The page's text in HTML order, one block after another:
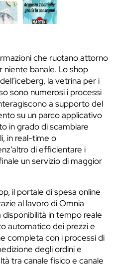
che ruotano attorno
banale. Lo shop
la vetrina per i
sono numerosi i processi
a supporto del
su un parco applicativo
in grado di scambiare
in real-time o
di efficientare i
un servizio di maggior
il portale di spesa online
al lavoro di Omnia
in tempo reale
automatico dei prezzi e
completa con i processi di
degli ordini e
tra canale fisico e canale